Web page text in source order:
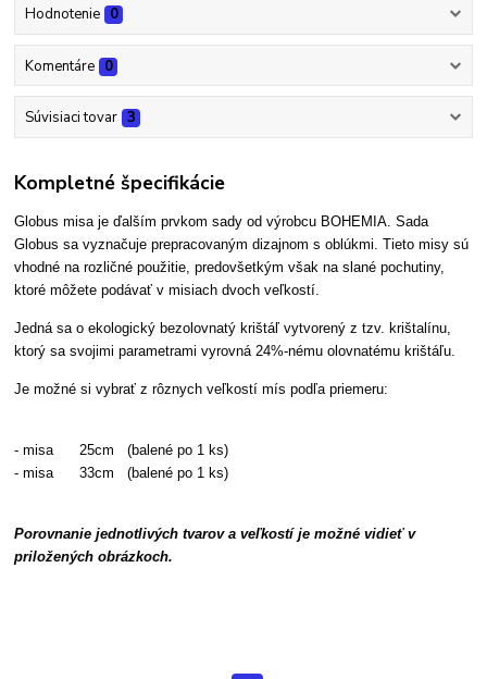
Hodnotenie 0
Komentáre 0
Súvisiaci tovar 3
Kompletné špecifikácie
Globus misa je ďalším prvkom sady od výrobcu BOHEMIA. Sada
Globus sa vyznačuje prepracovaným dizajnom s oblúkmi. Tieto misy sú
vhodné na rozličné použitie, predovšetkým však na slané pochutiny,
ktoré môžete podávať v misiach dvoch veľkostí.
Jedná sa o ekologický bezolovnatý krištáľ vytvorený z tzv. krištalínu,
ktorý sa svojimi parametrami vyrovná 24%-nému olovnatému krištáľu.
Je možné si vybrať z rôznych veľkostí mís podľa priemeru:
- misa 25cm (balené po 1 ks)
- misa 33cm (balené po 1 ks)
Porovnanie jednotlivých tvarov a veľkostí je možné vidieť v
priložených obrázkoch.